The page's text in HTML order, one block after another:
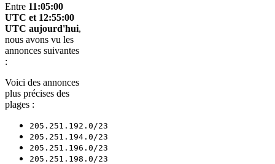
Entre 11:05:00
UTC et 12:55:00
UTC aujourd'hui,
nous avons vu les
annonces suivantes
:
Voici des annonces
plus précises des
plages :
205.251.192.0/23
205.251.194.0/23
205.251.196.0/23
205.251.198.0/23